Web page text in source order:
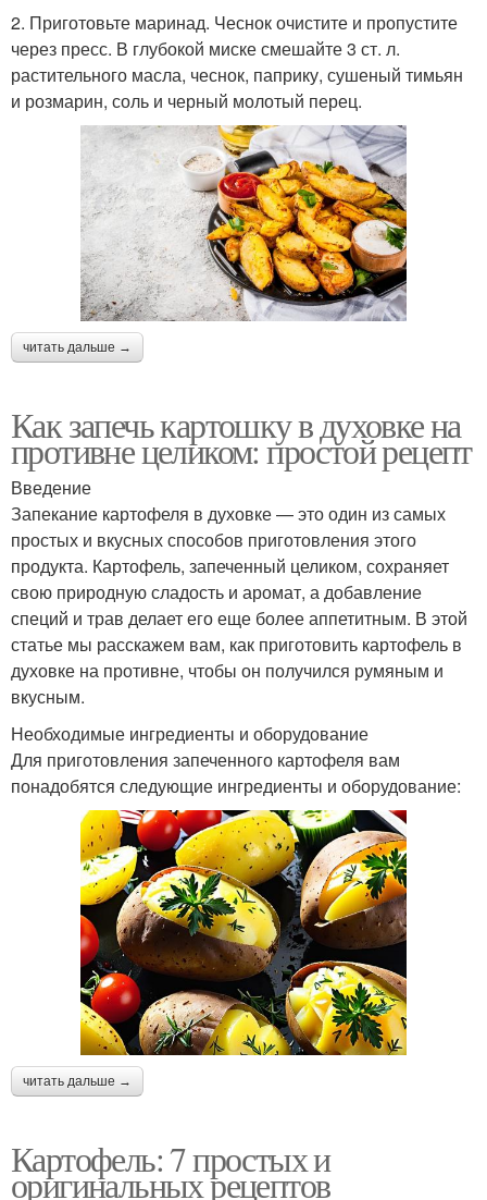
2. Приготовьте маринад. Чеснок очистите и пропустите
через пресс. В глубокой миске смешайте 3 ст. л.
растительного масла, чеснок, паприку, сушеный тимьян
и розмарин, соль и черный молотый перец.
читать дальше →
Как запечь картошку в духовке на
противне целиком: простой рецепт
Введение
Запекание картофеля в духовке — это один из самых
простых и вкусных способов приготовления этого
продукта. Картофель, запеченный целиком, сохраняет
свою природную сладость и аромат, а добавление
специй и трав делает его еще более аппетитным. В этой
статье мы расскажем вам, как приготовить картофель в
духовке на противне, чтобы он получился румяным и
вкусным.
Необходимые ингредиенты и оборудование
Для приготовления запеченного картофеля вам
понадобятся следующие ингредиенты и оборудование:
читать дальше →
Картофель: 7 простых и
оригинальных рецептов